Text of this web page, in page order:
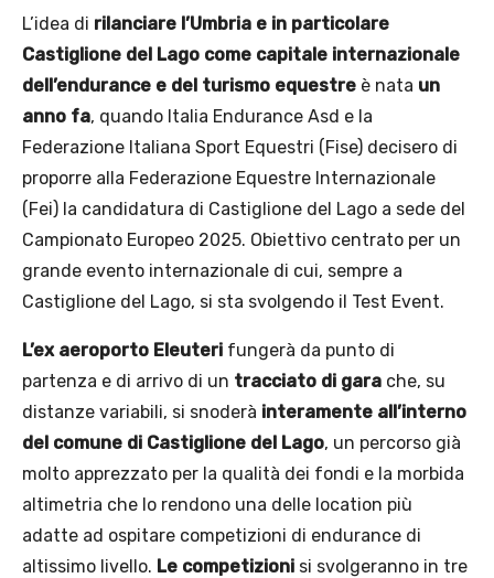
L’idea di rilanciare l’Umbria e in particolare
Castiglione del Lago come capitale internazionale
dell’endurance e del turismo equestre è nata un
anno fa, quando Italia Endurance Asd e la
Federazione Italiana Sport Equestri (Fise) decisero di
proporre alla Federazione Equestre Internazionale
(Fei) la candidatura di Castiglione del Lago a sede del
Campionato Europeo 2025. Obiettivo centrato per un
grande evento internazionale di cui, sempre a
Castiglione del Lago, si sta svolgendo il Test Event.
L’ex aeroporto Eleuteri fungerà da punto di
partenza e di arrivo di un tracciato di gara che, su
distanze variabili, si snoderà interamente all’interno
del comune di Castiglione del Lago, un percorso già
molto apprezzato per la qualità dei fondi e la morbida
altimetria che lo rendono una delle location più
adatte ad ospitare competizioni di endurance di
altissimo livello. Le competizioni si svolgeranno in tre